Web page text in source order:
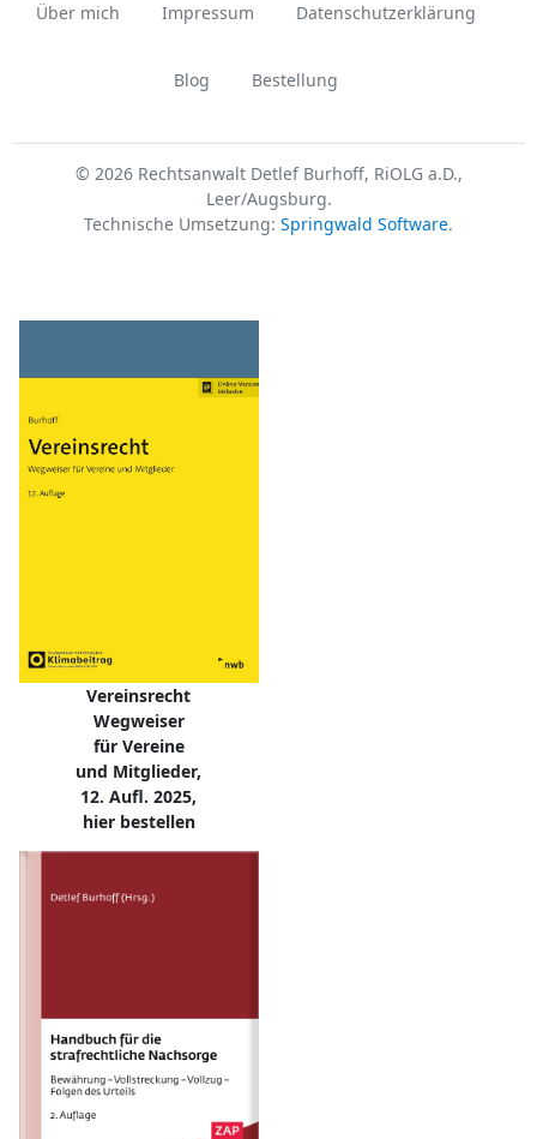
Über mich Impressum Datenschutzerklärung
Blog Bestellung
© 2026 Rechtsanwalt Detlef Burhoff, RiOLG a.D.,
Leer/Augsburg.
Technische Umsetzung: Springwald Software.
Vereinsrecht
Wegweiser
für Vereine
und Mitglieder,
12. Aufl. 2025,
hier bestellen